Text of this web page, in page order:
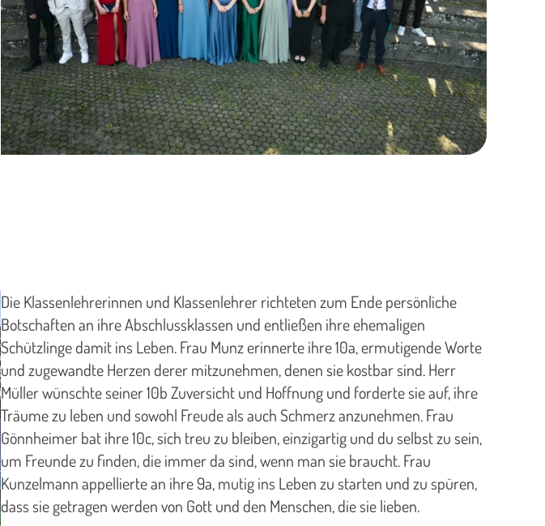
Die Klassenlehrerinnen und Klassenlehrer richteten zum Ende persönliche
Botschaften an ihre Abschlussklassen und entließen ihre ehemaligen
Schützlinge damit ins Leben. Frau Munz erinnerte ihre 10a, ermutigende Worte
und zugewandte Herzen derer mitzunehmen, denen sie kostbar sind. Herr
Müller wünschte seiner 10b Zuversicht und Hoffnung und forderte sie auf, ihre
Träume zu leben und sowohl Freude als auch Schmerz anzunehmen. Frau
Gönnheimer bat ihre 10c, sich treu zu bleiben, einzigartig und du selbst zu sein,
um Freunde zu finden, die immer da sind, wenn man sie braucht. Frau
Kunzelmann appellierte an ihre 9a, mutig ins Leben zu starten und zu spüren,
dass sie getragen werden von Gott und den Menschen, die sie lieben.